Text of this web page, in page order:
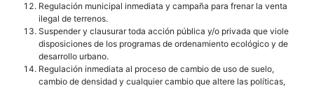
Regulación municipal inmediata y campaña para frenar la venta
ilegal de terrenos.
Suspender y clausurar toda acción pública y/o privada que viole
disposiciones de los programas de ordenamiento ecológico y de
desarrollo urbano.
Regulación inmediata al proceso de cambio de uso de suelo,
cambio de densidad y cualquier cambio que altere las políticas,